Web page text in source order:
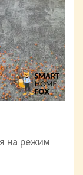
на режим